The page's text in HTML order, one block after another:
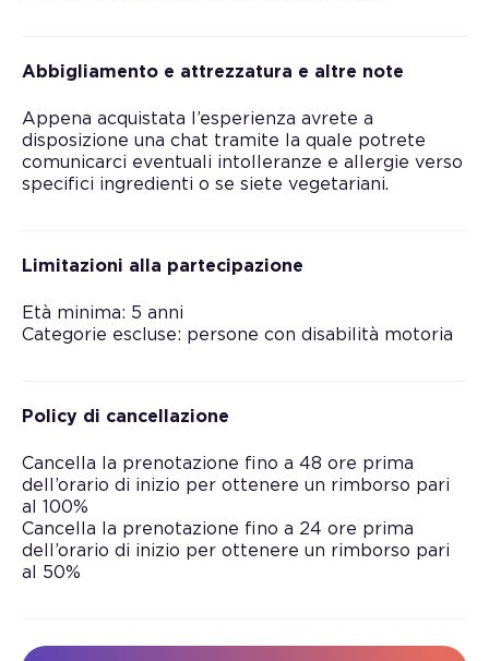
Abbigliamento e attrezzatura e altre note
Appena acquistata l’esperienza avrete a
disposizione una chat tramite la quale potrete
comunicarci eventuali intolleranze e allergie verso
specifici ingredienti o se siete vegetariani.
Limitazioni alla partecipazione
Età minima: 5 anni
Categorie escluse: persone con disabilità motoria
Policy di cancellazione
Cancella la prenotazione fino a 48 ore prima
dell’orario di inizio per ottenere un rimborso pari
al 100%
Cancella la prenotazione fino a 24 ore prima
dell’orario di inizio per ottenere un rimborso pari
al 50%